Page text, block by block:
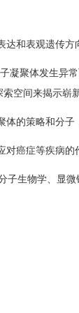
和表观遗传方
凝聚体发生异
空间来揭示崭
的策略和分子
癌症等疾病的
生物学、显